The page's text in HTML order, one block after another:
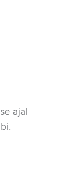
ajal